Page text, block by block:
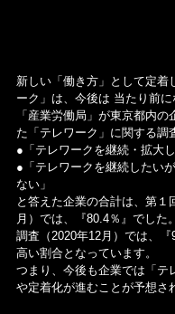
新しい「働き方」として定着
ーク」は、今後は 当たり前に
「産業労働局」が東京都内の
た「テレワーク」に関する
●「テレワークを継続・拡大し
●「テレワークを継続したい
ない」
と答えた企業の合計は、第１
月）では、『80.4％』でした
調査（2020年12月）では、
高い割合となっています。
つまり、今後も企業では「テ
や定着化が進むことが予想さ